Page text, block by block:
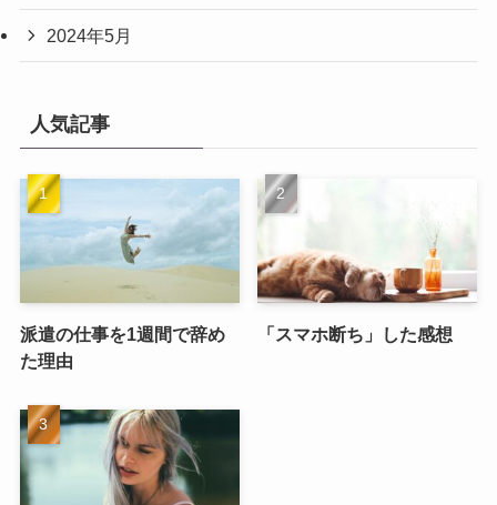
2024年5月
人気記事
派遣の仕事を1週間で辞め
た理由
「スマホ断ち」した感想